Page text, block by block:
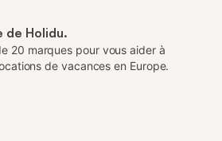
de Holidu.
20 marques pour vous aider à
de vacances en Europe.